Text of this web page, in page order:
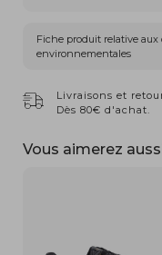
Fiche produit relative
environnementales
Livraisons et
Dès 80€ d'achat.
Vous aimerez